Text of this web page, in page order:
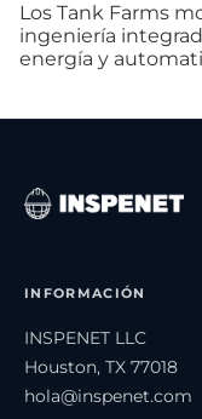
Los Tank Farms
ingeniería
energía y
INFORMACIÓN
INSPENET LLC
Houston, TX 77018
hola@inspenet.com